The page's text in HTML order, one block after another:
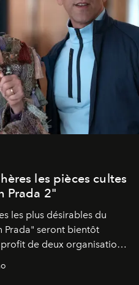
les pièces cultes
Prada 2"
les plus désirables du
Prada" seront bientôt
de deux organisations
mode.